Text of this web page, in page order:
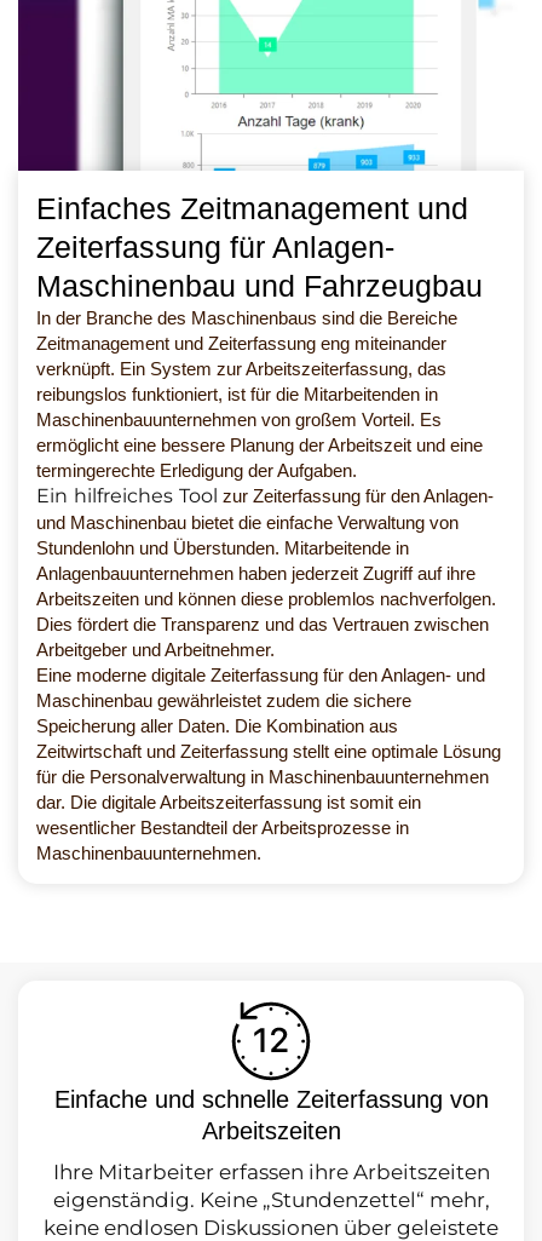
Einfaches Zeitmanagement und
Zeiterfassung für Anlagen-
Maschinenbau und Fahrzeugbau
In der Branche des Maschinenbaus sind die Bereiche
Zeitmanagement und Zeiterfassung eng miteinander
verknüpft. Ein System zur Arbeitszeiterfassung, das
reibungslos funktioniert, ist für die Mitarbeitenden in
Maschinenbauunternehmen von großem Vorteil. Es
ermöglicht eine bessere Planung der Arbeitszeit und eine
termingerechte Erledigung der Aufgaben.
Ein hilfreiches Tool zur Zeiterfassung für den Anlagen-
und Maschinenbau bietet die einfache Verwaltung von
Stundenlohn und Überstunden. Mitarbeitende in
Anlagenbauunternehmen haben jederzeit Zugriff auf ihre
Arbeitszeiten und können diese problemlos nachverfolgen.
Dies fördert die Transparenz und das Vertrauen zwischen
Arbeitgeber und Arbeitnehmer.
Eine moderne digitale Zeiterfassung für den Anlagen- und
Maschinenbau gewährleistet zudem die sichere
Speicherung aller Daten. Die Kombination aus
Zeitwirtschaft und Zeiterfassung stellt eine optimale Lösung
für die Personalverwaltung in Maschinenbauunternehmen
dar. Die digitale Arbeitszeiterfassung ist somit ein
wesentlicher Bestandteil der Arbeitsprozesse in
Maschinenbauunternehmen.
Einfache und schnelle Zeiterfassung von
Arbeitszeiten
Ihre Mitarbeiter erfassen ihre Arbeitszeiten
eigenständig. Keine „Stundenzettel“ mehr,
keine endlosen Diskussionen über geleistete